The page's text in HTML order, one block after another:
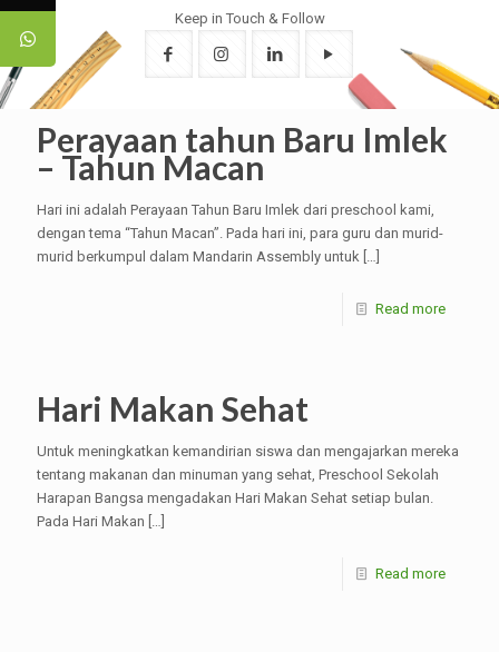
Keep in Touch & Follow
Perayaan tahun Baru Imlek
– Tahun Macan
Hari ini adalah Perayaan Tahun Baru Imlek dari preschool kami,
dengan tema “Tahun Macan”. Pada hari ini, para guru dan murid-
murid berkumpul dalam Mandarin Assembly untuk […]
Read more
Hari Makan Sehat
Untuk meningkatkan kemandirian siswa dan mengajarkan mereka
tentang makanan dan minuman yang sehat, Preschool Sekolah
Harapan Bangsa mengadakan Hari Makan Sehat setiap bulan.
Pada Hari Makan […]
Read more